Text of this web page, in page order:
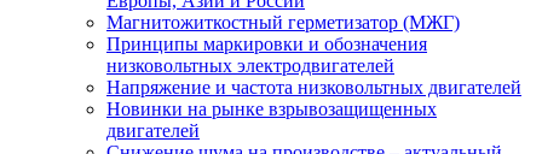
Магнитожиткостный герметизатор (МЖГ)
Принципы маркировки и обозначения
низковольтных электродвигателей
Напряжение и частота низковольтных двигателей
Новинки на рынке взрывозащищенных
двигателей